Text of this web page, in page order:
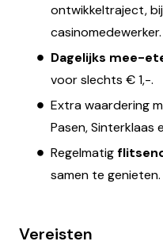
ontwikkeltraject,
casinomedewerker.
Dagelijks mee-
voor slechts € 1,-.
Extra waardering
Pasen, Sinterklaas
Regelmatig
samen te genieten.
Vereisten